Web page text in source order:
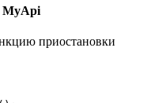
MyApi
приостановки